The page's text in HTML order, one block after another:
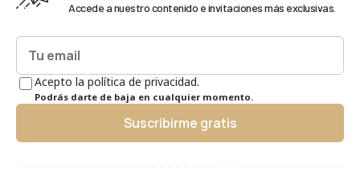
Accede a nuestro contenido e invitaciones más exclusivas.
Acepto la política de privacidad.
Podrás darte de baja en cualquier momento.
Suscribirme gratis